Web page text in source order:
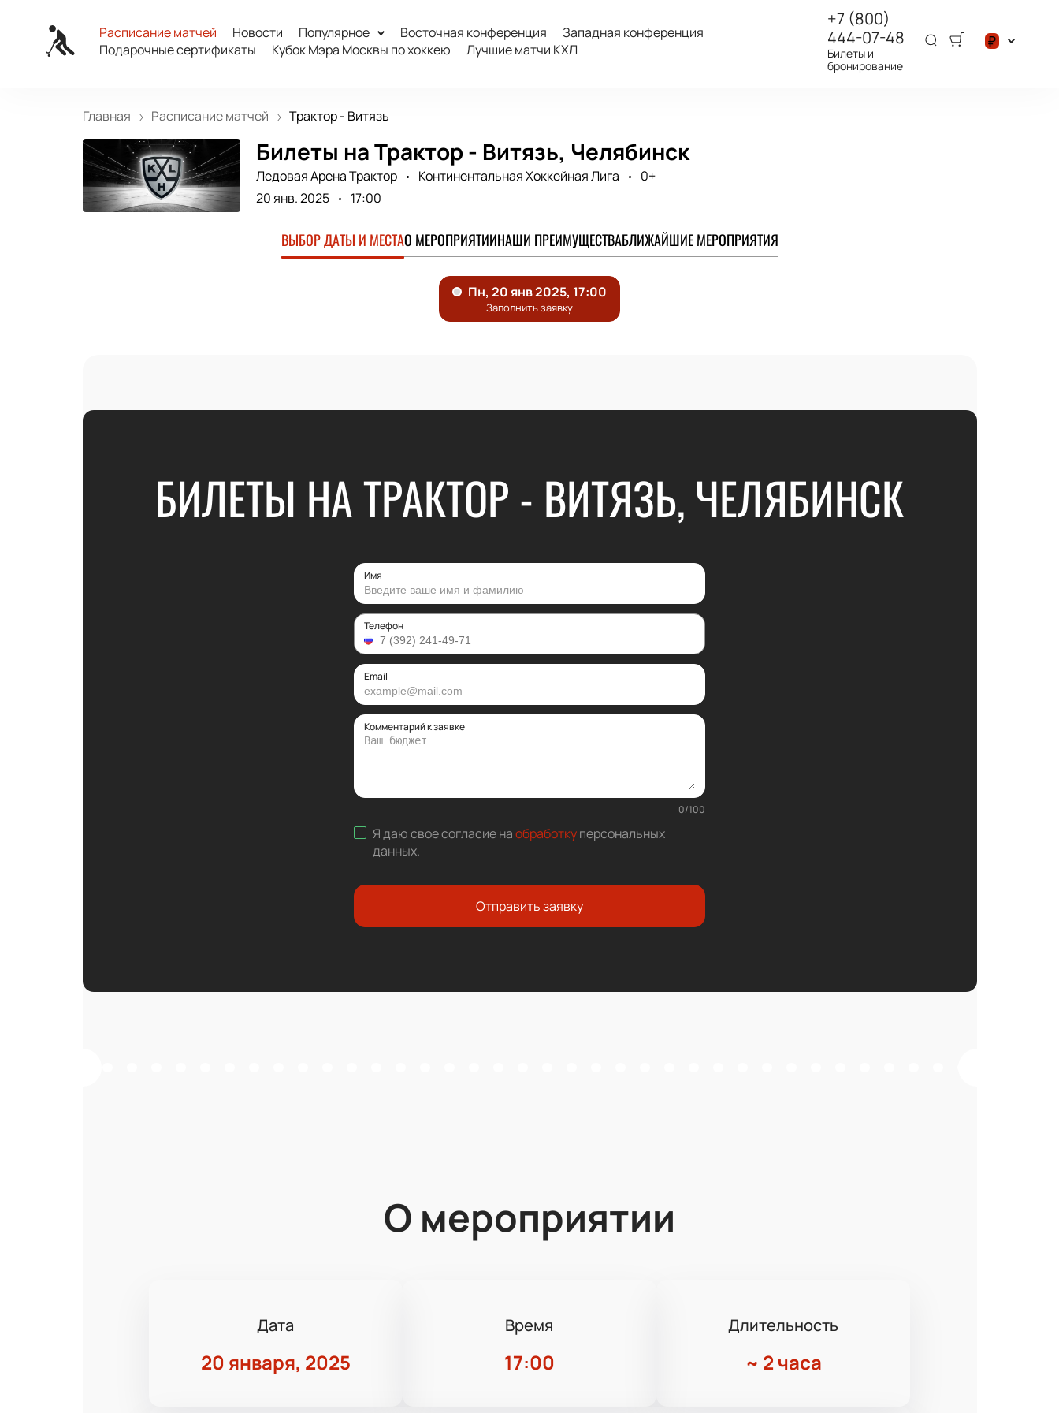
Расписание матчей Новости Популярное Восточная конференция
Западная конференция
Подарочные сертификаты
Кубок Мэра Москвы по хоккею Лучшие матчи КХЛ
+7 (800)
444-07-48
Билеты и
бронирование
₽
Главная Расписание матчей Трактор - Витязь
Билеты на Трактор - Витязь, Челябинск
Ледовая Арена Трактор Континентальная Хоккейная Лига
0+
20 янв. 2025
17:00
ВЫБОР ДАТЫ И МЕСТАО МЕРОПРИЯТИИНАШИ ПРЕИМУЩЕСТВАБЛИЖАЙШИЕ МЕРОПРИЯТИЯ
БИЛЕТЫ НА ТРАКТОР - ВИТЯЗЬ, ЧЕЛЯБИНСК
Имя
Телефон
Email
Комментарий к заявке
0/100
Я даю свое согласие наобработкуперсональных
данных.
Отправить заявку
О мероприятии
Дата
20 января, 2025
Время
17:00
Длительность
~ 2 часа